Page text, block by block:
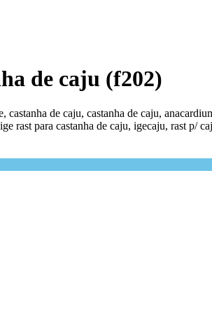
de caju (f202)
castanha de caju, castanha de caju,
rast para castanha de caju, igecaju, rast p/